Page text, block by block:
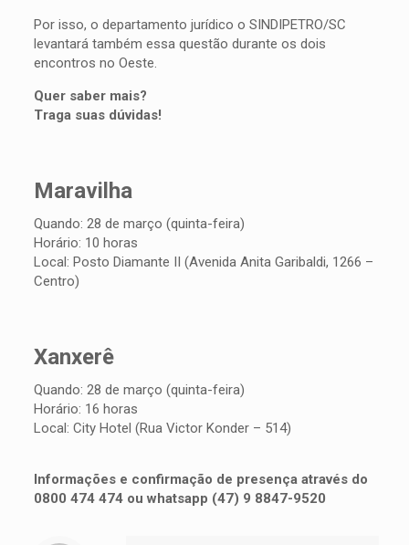
Por isso, o departamento jurídico o SINDIPETRO/SC
levantará também essa questão durante os dois
encontros no Oeste.
Quer saber mais?
Traga suas dúvidas!
Maravilha
Quando: 28 de março (quinta-feira)
Horário: 10 horas
Local: Posto Diamante II (Avenida Anita Garibaldi, 1266 –
Centro)
Xanxerê
Quando: 28 de março (quinta-feira)
Horário: 16 horas
Local: City Hotel (Rua Victor Konder – 514)
Informações e confirmação de presença através do
0800 474 474 ou whatsapp (47) 9 8847-9520